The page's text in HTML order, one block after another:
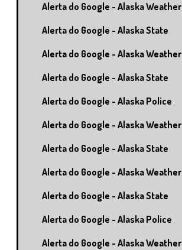
Alerta do Google - Alaska Weather
Alerta do Google - Alaska State
Alerta do Google - Alaska Weather
Alerta do Google - Alaska State
Alerta do Google - Alaska Police
Alerta do Google - Alaska Weather
Alerta do Google - Alaska State
Alerta do Google - Alaska Weather
Alerta do Google - Alaska State
Alerta do Google - Alaska Police
Alerta do Google - Alaska Weather